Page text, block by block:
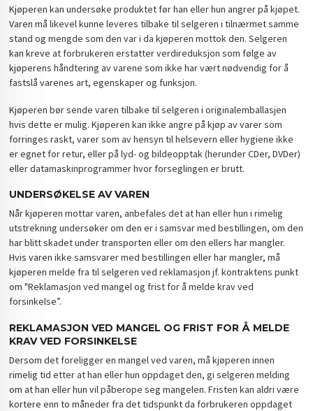
Kjøperen kan undersøke produktet før han eller hun angrer på kjøpet.
Varen må likevel kunne leveres tilbake til selgeren i tilnærmet samme
stand og mengde som den var i da kjøperen mottok den. Selgeren
kan kreve at forbrukeren erstatter verdireduksjon som følge av
kjøperens håndtering av varene som ikke har vært nødvendig for å
fastslå varenes art, egenskaper og funksjon.
Kjøperen bør sende varen tilbake til selgeren i originalemballasjen
hvis dette er mulig. Kjøperen kan ikke angre på kjøp av varer som
forringes raskt, varer som av hensyn til helsevern eller hygiene ikke
er egnet for retur, eller på lyd- og bildeopptak (herunder CDer, DVDer)
eller datamaskinprogrammer hvor forseglingen er brutt.
UNDERSØKELSE AV VAREN
Når kjøperen mottar varen, anbefales det at han eller hun i rimelig
utstrekning undersøker om den er i samsvar med bestillingen, om den
har blitt skadet under transporten eller om den ellers har mangler.
Hvis varen ikke samsvarer med bestillingen eller har mangler, må
kjøperen melde fra til selgeren ved reklamasjon jf. kontraktens punkt
om "Reklamasjon ved mangel og frist for å melde krav ved
forsinkelse”.
REKLAMASJON VED MANGEL OG FRIST FOR Å MELDE
KRAV VED FORSINKELSE
Dersom det foreligger en mangel ved varen, må kjøperen innen
rimelig tid etter at han eller hun oppdaget den, gi selgeren melding
om at han eller hun vil påberope seg mangelen. Fristen kan aldri være
kortere enn to måneder fra det tidspunkt da forbrukeren oppdaget